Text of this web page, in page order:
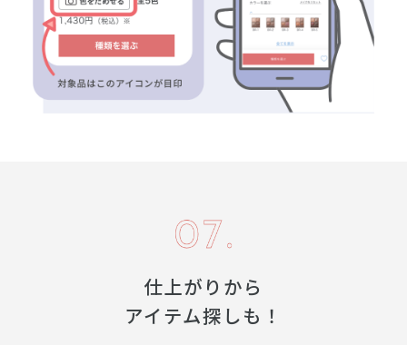
仕上がりから
アイテム探しも！